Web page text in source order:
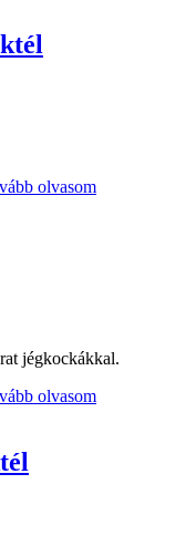
olvasom
jégkockákkal.
olvasom